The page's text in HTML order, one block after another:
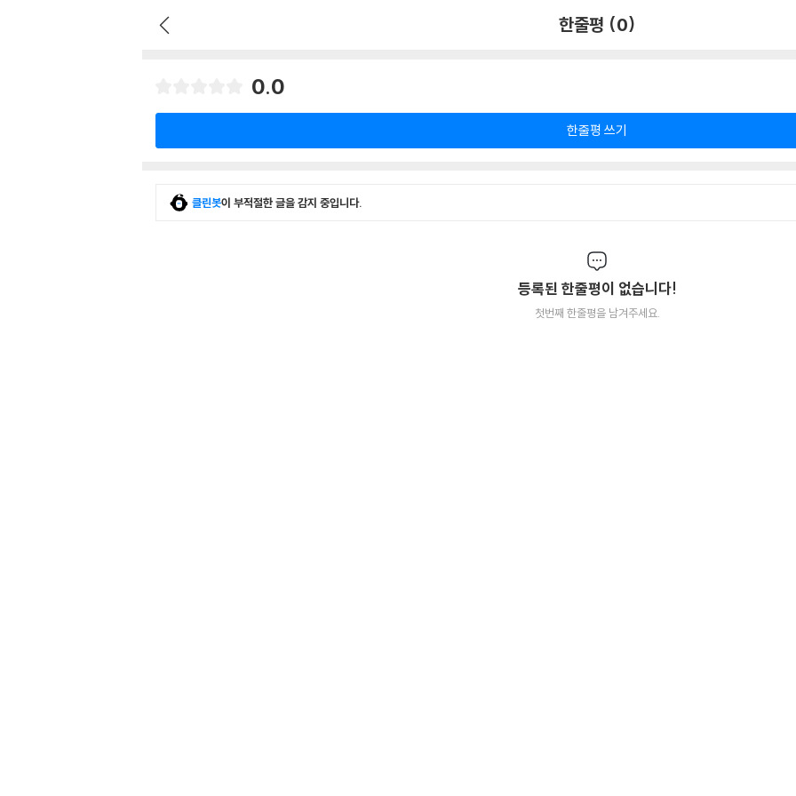
한줄평 (0)
0.0
한줄평 쓰기
클린봇이 부적절한 글을 감지 중입니다.
등록된 한줄평이 없습니다!
첫번째 한줄평을 남겨주세요.